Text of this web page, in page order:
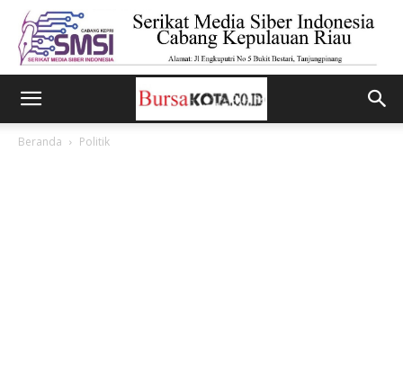
Beranda Politik